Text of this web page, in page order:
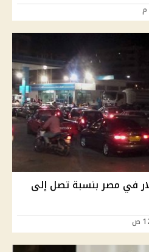
في مصر بنسبة تصل إلى